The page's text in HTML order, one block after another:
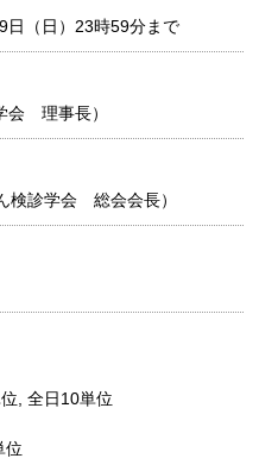
日（日）23時59分まで
会 理事長）
検診学会 総会会長）
, 全日10単位
位